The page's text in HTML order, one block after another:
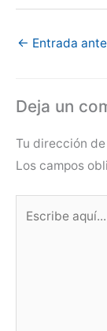
← Entrada
Deja un
Tu dirección
Los campos